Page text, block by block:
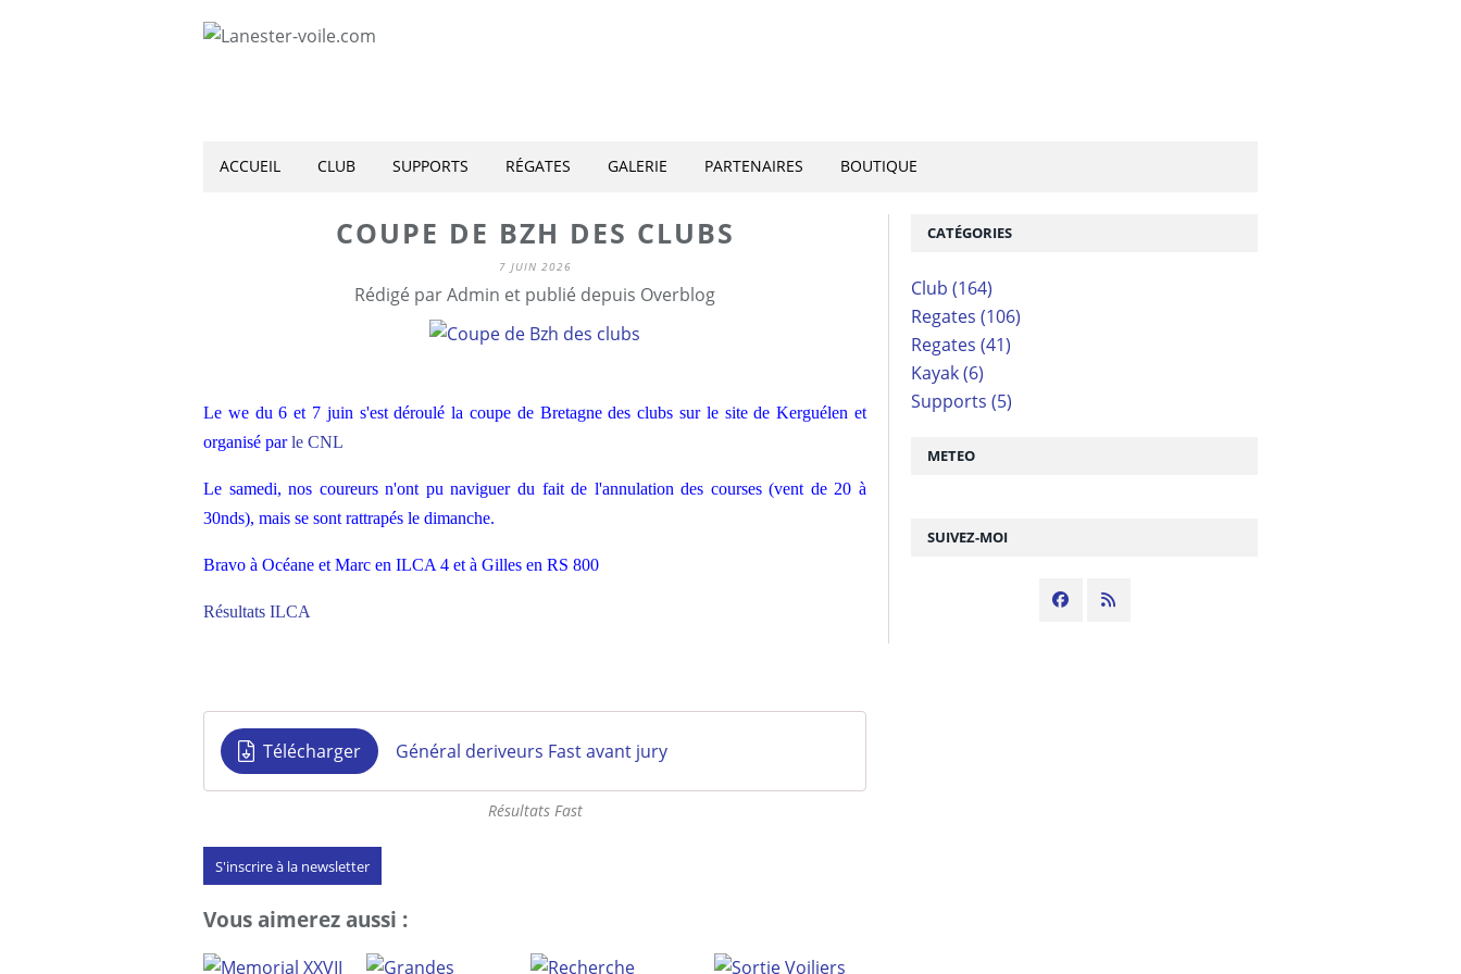
ACCUEIL CLUB SUPPORTS RÉGATES GALERIE PARTENAIRES BOUTIQUE
COUPE DE BZH DES CLUBS
7 JUIN 2026
Rédigé par Admin et publié depuis Overblog
Le we du 6 et 7 juin s'est déroulé la coupe de Bretagne des clubs sur le site de Kerguélen et
organisé parle CNL
Le samedi, nos coureurs n'ont pu naviguer du fait de l'annulation des courses (vent de 20 à
30nds), mais se sont rattrapés le dimanche.
Bravo à Océane et Marc en ILCA 4 et à Gilles en RS 800
Résultats ILCA
Télécharger Général deriveurs Fast avant jury
Résultats Fast
S'inscrire à la newsletter
Vous aimerez aussi :
SUIVEZ-MOI
CATÉGORIES
Club (164)
Regates (106)
Regates (41)
Kayak(6)
Supports (5)
METEO